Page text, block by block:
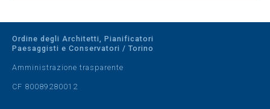
Ordine degli Architetti, Pianificatori
Paesaggisti e Conservatori / Torino
Amministrazione trasparente
CF 80089280012